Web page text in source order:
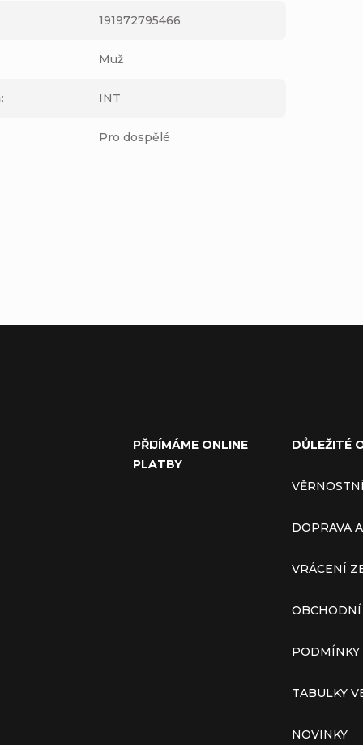
191972795466
Muž
: INT
Pro dospělé
PŘIJÍMÁME ONLINE
PLATBY
DŮLEŽITÉ
DOPRAVA
VRÁCENÍ
PODMÍNKY
TABULKY
NOVINKY